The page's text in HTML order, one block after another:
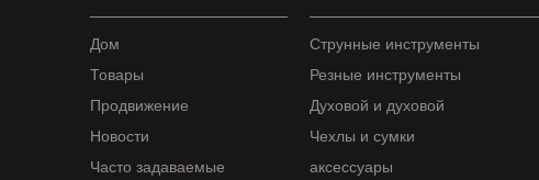
Дом
Товары
Продвижение
Новости
Часто задаваемые
Струнные инструменты
Резные инструменты
Духовой и духовой
Чехлы и сумки
аксессуары